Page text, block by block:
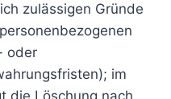
zulässigen Gründe
oder
im